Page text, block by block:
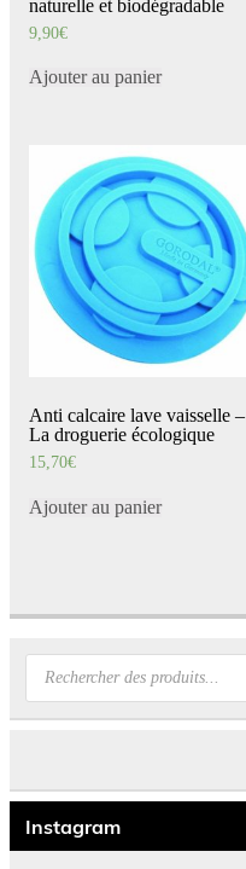
naturelle et biodégradable
9,90€
Ajouter au panier
Anti calcaire lave vaisselle –
La droguerie écologique
15,70€
Ajouter au panier
Recherche
produits
Instagram